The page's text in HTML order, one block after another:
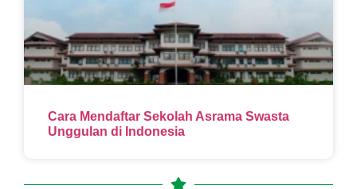
Cara Mendaftar Sekolah Asrama Swasta
Unggulan di Indonesia